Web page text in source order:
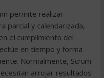
permite realizar
parcial y calendarizada,
el cumplimiento del
en tiempo y forma
Normalmente, Scrum
arrojar resultados